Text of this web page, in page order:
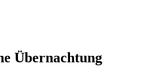
Übernachtung